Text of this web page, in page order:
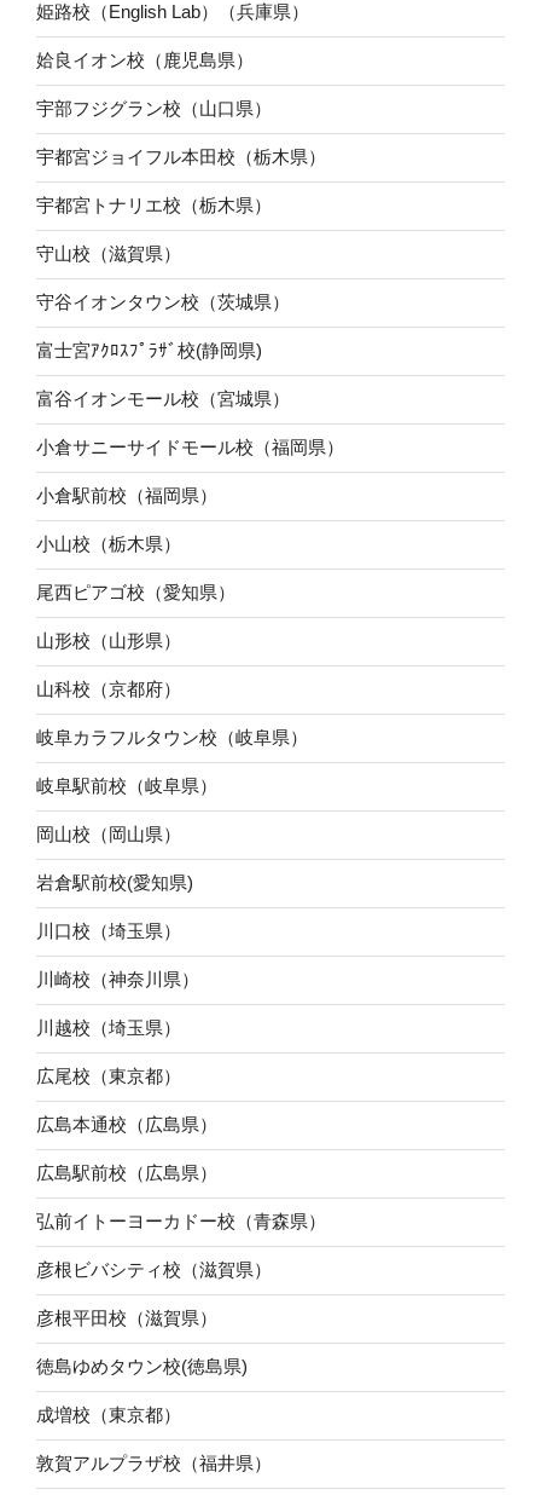
姫路校（English Lab）（兵庫県）
姶良イオン校（鹿児島県）
宇部フジグラン校（山口県）
宇都宮ジョイフル本田校（栃木県）
宇都宮トナリエ校（栃木県）
守山校（滋賀県）
守谷イオンタウン校（茨城県）
富士宮ｱｸﾛｽﾌﾟﾗｻﾞ校(静岡県)
富谷イオンモール校（宮城県）
小倉サニーサイドモール校（福岡県）
小倉駅前校（福岡県）
小山校（栃木県）
尾西ピアゴ校（愛知県）
山形校（山形県）
山科校（京都府）
岐阜カラフルタウン校（岐阜県）
岐阜駅前校（岐阜県）
岡山校（岡山県）
岩倉駅前校(愛知県)
川口校（埼玉県）
川崎校（神奈川県）
川越校（埼玉県）
広尾校（東京都）
広島本通校（広島県）
広島駅前校（広島県）
弘前イトーヨーカドー校（青森県）
彦根ビバシティ校（滋賀県）
彦根平田校（滋賀県）
徳島ゆめタウン校(徳島県)
成増校（東京都）
敦賀アルプラザ校（福井県）